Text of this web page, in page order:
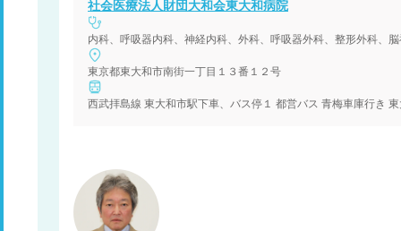
社会医療法人財団大和会東大和病院
東京都東大和市南街一丁目１３番１２号